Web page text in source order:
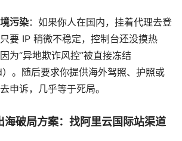
污染：如果你人在国内，挂着代理去登
要 IP 稍微不稳定，控制台还没摸热
为“异地欺诈风控”被直接冻结
）。随后要求你提供海外驾照、护照或
申诉，几乎等于死局。
破局方案：找阿里云国际站渠道